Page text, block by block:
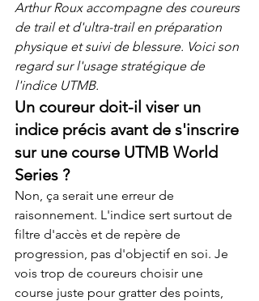
Arthur Roux accompagne des coureurs
de trail et d'ultra-trail en préparation
physique et suivi de blessure. Voici son
regard sur l'usage stratégique de
l'indice UTMB.
Un coureur doit-il viser un
indice précis avant de s'inscrire
sur une course UTMB World
Series ?
Non, ça serait une erreur de
raisonnement. L'indice sert surtout de
filtre d'accès et de repère de
progression, pas d'objectif en soi. Je
vois trop de coureurs choisir une
course juste pour gratter des points,